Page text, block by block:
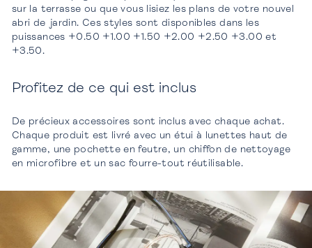
sur la terrasse ou que vous lisiez les plans de votre nouvel
abri de jardin. Ces styles sont disponibles dans les
puissances +0.50 +1.00 +1.50 +2.00 +2.50 +3.00 et
+3.50.
Profitez de ce qui est inclus
De précieux accessoires sont inclus avec chaque achat.
Chaque produit est livré avec un étui à lunettes haut de
gamme, une pochette en feutre, un chiffon de nettoyage
en microfibre et un sac fourre-tout réutilisable.